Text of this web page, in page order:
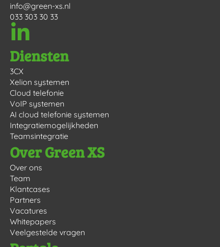
info@green-xs.nl
033 303 30 33
Diensten
3CX
Xelion systemen
Cloud telefonie
VoIP systemen
AI cloud telefonie systemen
Integratiemogelijkheden
Teamsintegratie
Over Green XS
Over ons
Team
Klantcases
Partners
Vacatures
Whitepapers
Veelgestelde vragen